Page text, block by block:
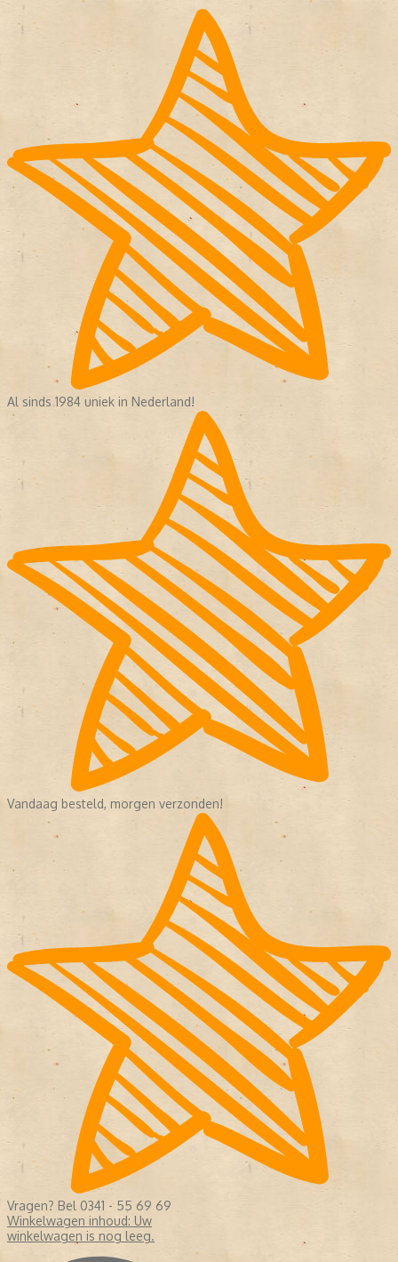
Al sinds 1984 uniek in Nederland!
Vandaag besteld, morgen verzonden!
Vragen? Bel 0341 - 55 69 69
Winkelwagen inhoud: Uw
winkelwagen is nog leeg.